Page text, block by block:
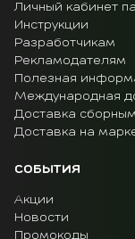
Личный кабинет
Инструкции
Разработчикам
Рекламодателям
Полезная
Международная
Доставка
Доставка на
СОБЫТИЯ
Акции
Новости
Промокоды